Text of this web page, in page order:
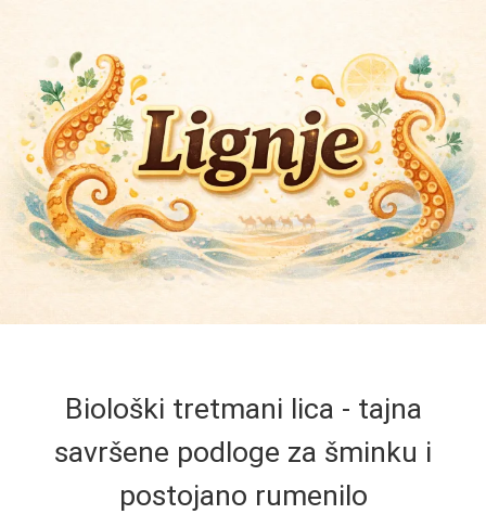
Biološki tretmani lica - tajna
savršene podloge za šminku i
postojano rumenilo